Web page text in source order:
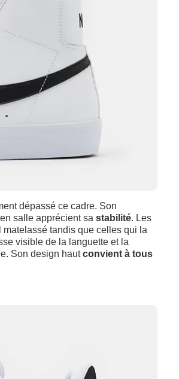
dépassé ce cadre. Son
salle apprécient sa stabilité. Les
matelassé tandis que celles qui la
visible de la languette et la
Son design hautconvient à tous